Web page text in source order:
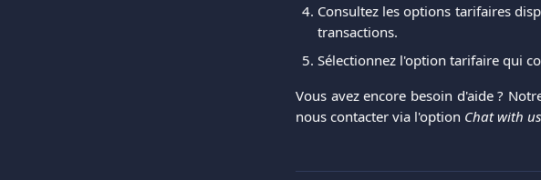
Consultez les options tarifaires
transactions.
Sélectionnez l'option tarifaire qui
Vous avez encore besoin d'aide ?
nous contacter via l'option Chat with us